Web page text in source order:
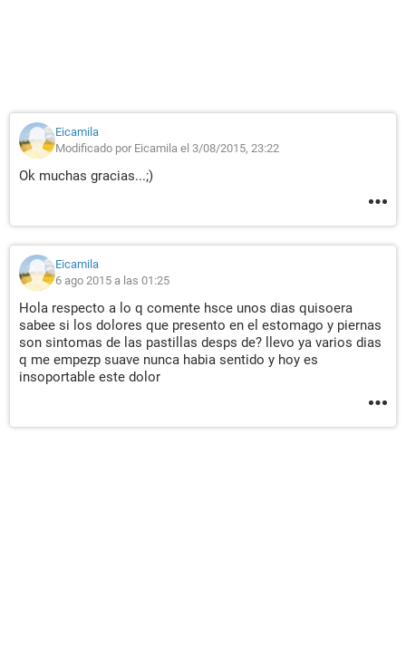
Eicamila
Modificado por Eicamila el 3/08/2015, 23:22
Ok muchas gracias...;)
Eicamila
6 ago 2015 a las 01:25
Hola respecto a lo q comente hsce unos dias quisoera
sabee si los dolores que presento en el estomago y piernas
son sintomas de las pastillas desps de? llevo ya varios dias
q me empezp suave nunca habia sentido y hoy es
insoportable este dolor